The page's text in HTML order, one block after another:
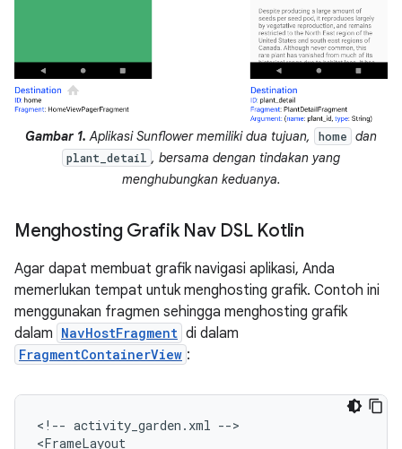
Gambar 1. Aplikasi Sunflower memiliki dua tujuan, home dan
plant_detail , bersama dengan tindakan yang
menghubungkan keduanya.
Menghosting Grafik Nav DSL Kotlin
Agar dapat membuat grafik navigasi aplikasi, Anda
memerlukan tempat untuk menghosting grafik. Contoh ini
menggunakan fragmen sehingga menghosting grafik
dalam NavHostFragment di dalam
FragmentContainerView :
<!-- activity_garden.xml -->